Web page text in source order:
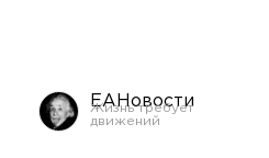
ЕАНовости